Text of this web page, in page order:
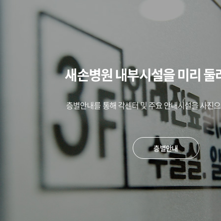
새손병원 내부시설을 미리
층별안내를 통해 각센터 및 주요 안내시설을 사진
층별안내